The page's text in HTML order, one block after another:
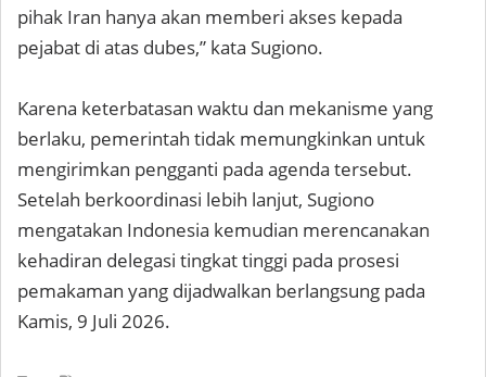
pihak Iran hanya akan memberi akses kepada
pejabat di atas dubes,” kata Sugiono.
Karena keterbatasan waktu dan mekanisme yang
berlaku, pemerintah tidak memungkinkan untuk
mengirimkan pengganti pada agenda tersebut.
Setelah berkoordinasi lebih lanjut, Sugiono
mengatakan Indonesia kemudian merencanakan
kehadiran delegasi tingkat tinggi pada prosesi
pemakaman yang dijadwalkan berlangsung pada
Kamis, 9 Juli 2026.